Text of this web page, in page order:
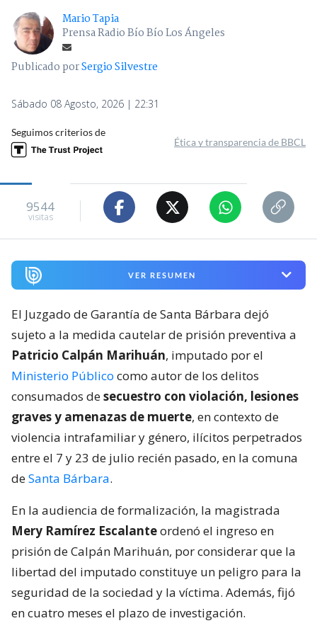
Mario Tapia
Prensa Radio Bío Bío Los Ángeles
Publicado porSergio Silvestre
Sábado 08 Agosto, 2026 | 22:31
Seguimos criterios de
Ética y transparencia de BBCL
9544
visitas
VER RESUMEN
El Juzgado de Garantía de Santa Bárbara dejó
sujeto a la medida cautelar de prisión preventiva a
Patricio Calpán Marihuán, imputado por el
Ministerio Público como autor de los delitos
consumados desecuestro con violación, lesiones
graves y amenazas de muerte, en contexto de
violencia intrafamiliar y género, ilícitos perpetrados
entre el 7 y 23 de julio recién pasado, en la comuna
deSanta Bárbara.
En la audiencia de formalización, la magistrada
Mery Ramírez Escalanteordenó el ingreso en
prisión de Calpán Marihuán, por considerar que la
libertad del imputado constituye un peligro para la
seguridad de la sociedad y la víctima. Además, fijó
en cuatro meses el plazo de investigación.